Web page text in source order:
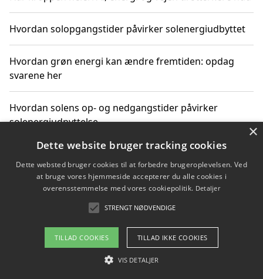
Hvordan solopgangstider påvirker solenergiudbyttet
Hvordan grøn energi kan ændre fremtiden: opdag
svarene her
Hvordan solens op- og nedgangstider påvirker
solenergiudnyttelse
Hvordan du får svar på energispørgsmål om
vedvarende energikilder
Om / kontakt
Blog Betingelser
×
Dette website bruger tracking cookies
Dette websted bruger cookies til at forbedre brugeroplevelsen. Ved
at bruge vores hjemmeside accepterer du alle cookies i
overensstemmelse med vores cookiepolitik. Detaljer
STRENGT NØDVENDIGE
TILLAD COOKIES TILLAD IKKE COOKIES
VIS DETALJER